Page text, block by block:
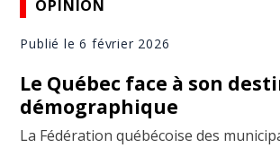
OPINION
Publié le 6 février 2026
Le Québec face à son
démographique
La Fédération québécoise des